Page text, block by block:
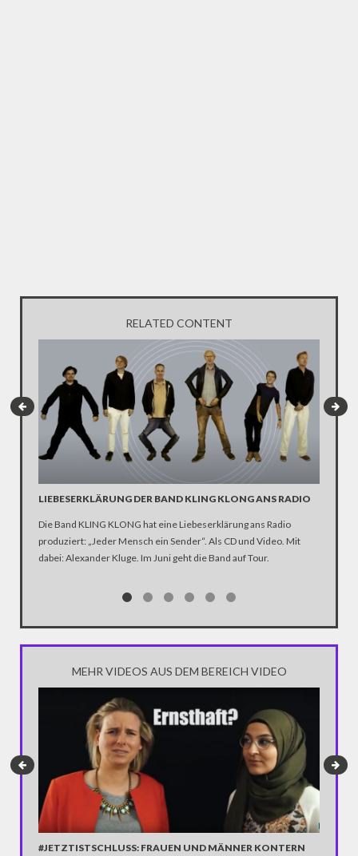
RELATED CONTENT
LIEBESERKLÄRUNG DER BAND KLING KLONG ANS RADIO
Die Band KLING KLONG hat eine Liebeserklärung ans Radio
produziert: „Jeder Mensch ein Sender“. Als CD und Video. Mit
dabei: Alexander Kluge. Im Juni geht die Band auf Tour.
MEHR VIDEOS AUS DEM BEREICH VIDEO
#JETZTISTSCHLUSS: FRAUEN UND MÄNNER KONTERN